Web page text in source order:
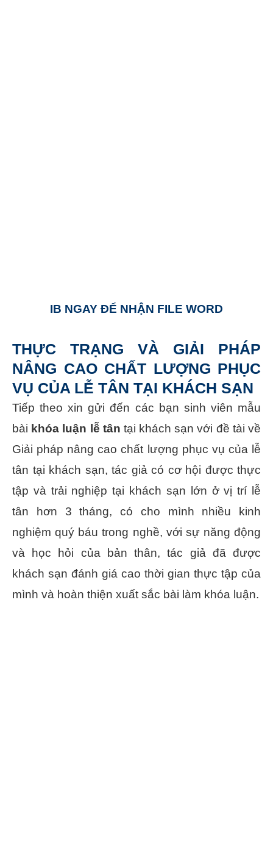
IB NGAY ĐỂ NHẬN FILE WORD
THỰC TRẠNG VÀ GIẢI PHÁP
NÂNG CAO CHẤT LƯỢNG PHỤC
VỤ CỦA LỄ TÂN TẠI KHÁCH SẠN
Tiếp theo xin gửi đến các bạn sinh viên mẫu
bài khóa luận lễ tân tại khách sạn với đề tài về
Giải pháp nâng cao chất lượng phục vụ của lễ
tân tại khách sạn, tác giả có cơ hội được thực
tập và trải nghiệp tại khách sạn lớn ở vị trí lễ
tân hơn 3 tháng, có cho mình nhiều kinh
nghiệm quý báu trong nghề, với sự năng động
và học hỏi của bản thân, tác giả đã được
khách sạn đánh giá cao thời gian thực tập của
mình và hoàn thiện xuất sắc bài làm khóa luận.